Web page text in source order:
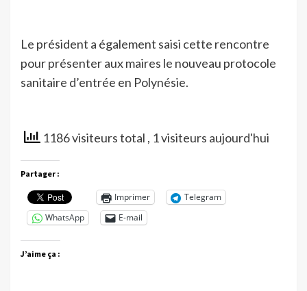
Le président a également saisi cette rencontre
pour présenter aux maires le nouveau protocole
sanitaire d’entrée en Polynésie.
1186 visiteurs total , 1 visiteurs aujourd'hui
Partager :
Imprimer
Telegram
WhatsApp
E-mail
J’aime ça :